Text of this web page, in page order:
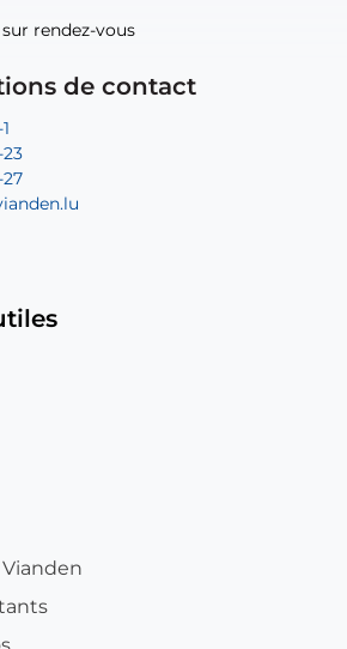
sur rendez-vous
de contact
23
27
sur rendez-vous
22
d’eau) : 83 48 21 61